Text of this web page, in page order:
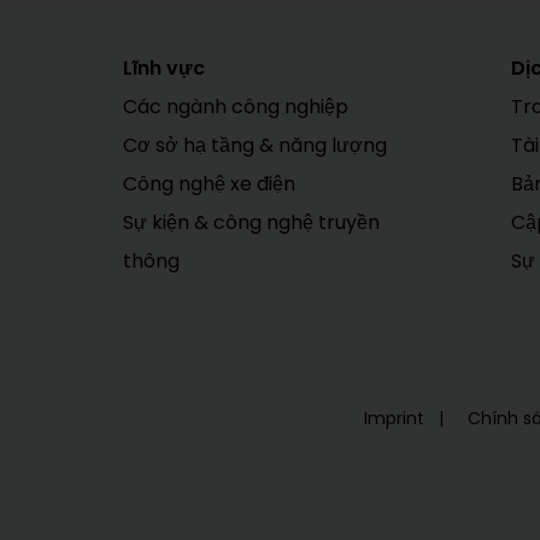
Lĩnh vực
Các ngành công nghiệp
Cơ sở hạ tầng & năng lượng
Công nghệ xe điện
Sự kiện & công nghệ truyền
thông
Imprint Chính